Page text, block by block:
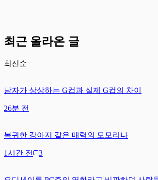
최근 올라온 글
최신순
남자가 상상하는 G컵과 실제 G컵의 차이
26분 전
복귀한 강아지 같은 매력의 모모리나
1시간 전 3